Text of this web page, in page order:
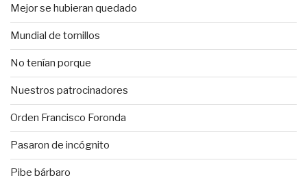
Mejor se hubieran quedado
Mundial de tornillos
No tenían porque
Nuestros patrocinadores
Orden Francisco Foronda
Pasaron de incógnito
Pibe bárbaro